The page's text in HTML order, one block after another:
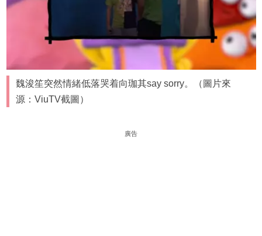
魏浚笙突然情緒低落哭着向珈其say sorry。（圖片來
源：ViuTV截圖）
廣告